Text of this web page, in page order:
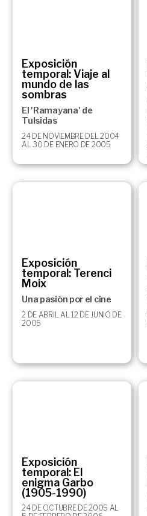
Exposición
temporal: Viaje al
mundo de las
sombras
El 'Ramayana' de
Tulsidas
24 DE NOVIEMBRE DEL 2004
AL 30 DE ENERO DE 2005
Exposición
temporal: Terenci
Moix
Una pasión por el cine
2 DE ABRIL AL 12 DE JUNIO DE
2005
Exposición
temporal: El
enigma Garbo
(1905-1990)
24 DE OCTUBRE DE 2005 AL